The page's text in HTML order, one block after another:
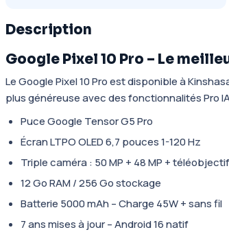
Description
Google Pixel 10 Pro – Le
Le Google Pixel 10 Pro est disponible à
plus généreuse avec des fonctionnalités Pro
Puce Google Tensor G5 Pro
Écran LTPO OLED 6,7 pouces 1-120 Hz
Triple caméra : 50 MP + 48 MP +
12 Go RAM / 256 Go stockage
Batterie 5000 mAh – Charge 45W + sans fil
7 ans mises à jour – Android 16 natif